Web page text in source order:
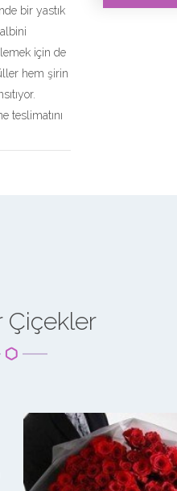
bir yastık
için de
hem şirin
teslimatını
Çiçekler